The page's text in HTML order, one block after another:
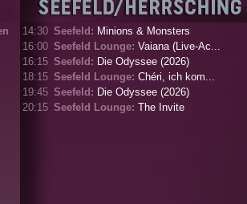
14:30 Seefeld: Minions & Monsters
16:00 Seefeld Lounge: Vaiana (Live-Ac...
16:15 Seefeld: Die Odyssee (2026)
18:15 Seefeld Lounge: Chéri, ich kom...
19:45 Seefeld: Die Odyssee (2026)
20:15 Seefeld Lounge: The Invite